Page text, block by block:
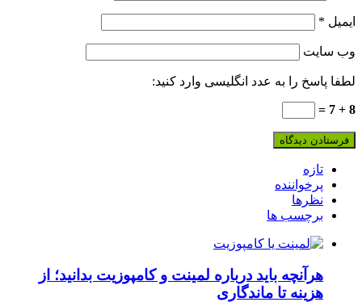
ایمیل *
وب‌ سایت
لطفا پاسخ را به عدد انگلیسی وارد کنید:
8 + 7 =
تازه
پرخواننده
نظرها
برچسب ها
هرآنچه باید درباره لمینت و کامپوزیت بدانید؛ از
هزینه تا ماندگاری